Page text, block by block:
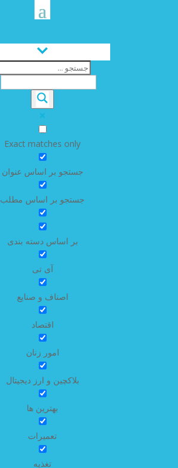
Exact matches only
جستجو بر اساس عنوان
جستجو بر اساس مطلب
بر اساس دسته بندی
آی تی
اصناف و صنایع
اقتصاد
امور زنان
بلاکچین و ارز دیجیتال
بهترین ها
تعمیرات
تغذیه